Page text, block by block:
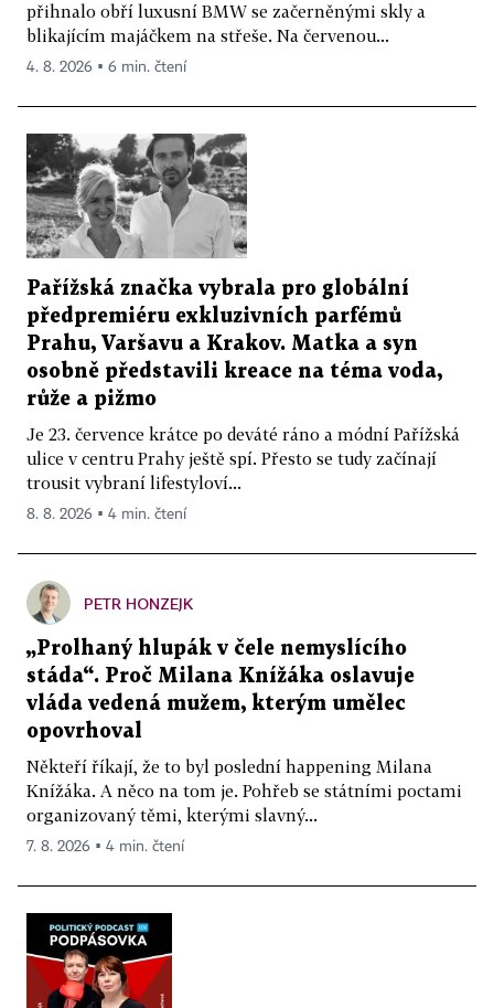
přihnalo obří luxusní BMW se začerněnými skly a
blikajícím majáčkem na střeše. Na červenou...
4. 8. 2026 ▪ 6 min. čtení
Pařížská značka vybrala pro globální
předpremiéru exkluzivních parfémů
Prahu, Varšavu a Krakov. Matka a syn
osobně představili kreace na téma voda,
růže a pižmo
Je 23. července krátce po deváté ráno a módní Pařížská
ulice v centru Prahy ještě spí. Přesto se tudy začínají
trousit vybraní lifestyloví...
8. 8. 2026 ▪ 4 min. čtení
PETR HONZEJK
„Prolhaný hlupák v čele nemyslícího
stáda“. Proč Milana Knížáka oslavuje
vláda vedená mužem, kterým umělec
opovrhoval
Někteří říkají, že to byl poslední happening Milana
Knížáka. A něco na tom je. Pohřeb se státními poctami
organizovaný těmi, kterými slavný...
7. 8. 2026 ▪ 4 min. čtení